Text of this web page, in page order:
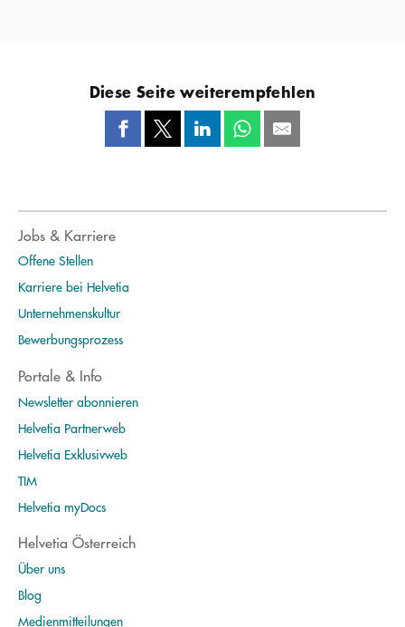
Diese Seite weiterempfehlen
Jobs & Karriere
Offene Stellen
Karriere bei Helvetia
Unternehmenskultur
Bewerbungsprozess
Portale & Info
Newsletter abonnieren
Helvetia Partnerweb
Helvetia Exklusivweb
TIM
Helvetia myDocs
Helvetia Österreich
Über uns
Blog
Medienmitteilungen